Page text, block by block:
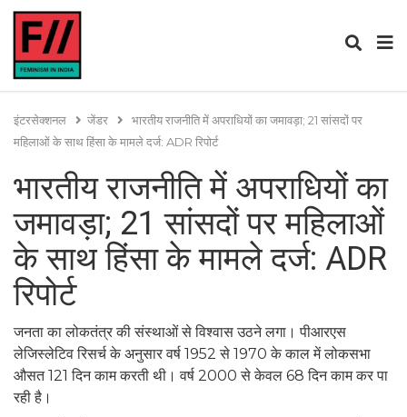
इंटरसेक्शनल जेंडर
भारतीय राजनीति में अपराधियों का जमावड़ा; 21 सांसदों पर
महिलाओं के साथ हिंसा के मामले दर्ज: ADR रिपोर्ट
भारतीय राजनीति में अपराधियों का
जमावड़ा; 21 सांसदों पर महिलाओं
के साथ हिंसा के मामले दर्ज: ADR
रिपोर्ट
जनता का लोकतंत्र की संस्थाओं से विश्वास उठने लगा। पीआरएस
लेजिस्लेटिव रिसर्च के अनुसार वर्ष 1952 से 1970 के काल में लोकसभा
औसत 121 दिन काम करती थी। वर्ष 2000 से केवल 68 दिन काम कर पा
रही है।